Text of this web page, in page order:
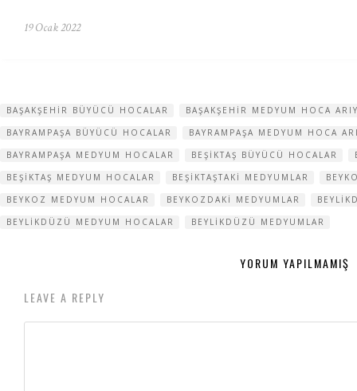
19 Ocak 2022
BAŞAKŞEHIR BÜYÜCÜ HOCALAR
BAŞAKŞEHIR MEDYUM HOCA
BAYRAMPAŞA BÜYÜCÜ HOCALAR
BAYRAMPAŞA MEDYUM HOCA
BAYRAMPAŞA MEDYUM HOCALAR
BEŞIKTAŞ BÜYÜCÜ HOCALAR
BEŞIKTAŞ MEDYUM HOCALAR
BEŞIKTAŞTAKI MEDYUMLAR
BEYKOZ MEDYUM HOCALAR
BEYKOZDAKI MEDYUMLAR
BEYLIKDÜZÜ MEDYUM HOCALAR
BEYLIKDÜZÜ MEDYUMLAR
YORUM YAPILMAMIŞ
LEAVE A REPLY